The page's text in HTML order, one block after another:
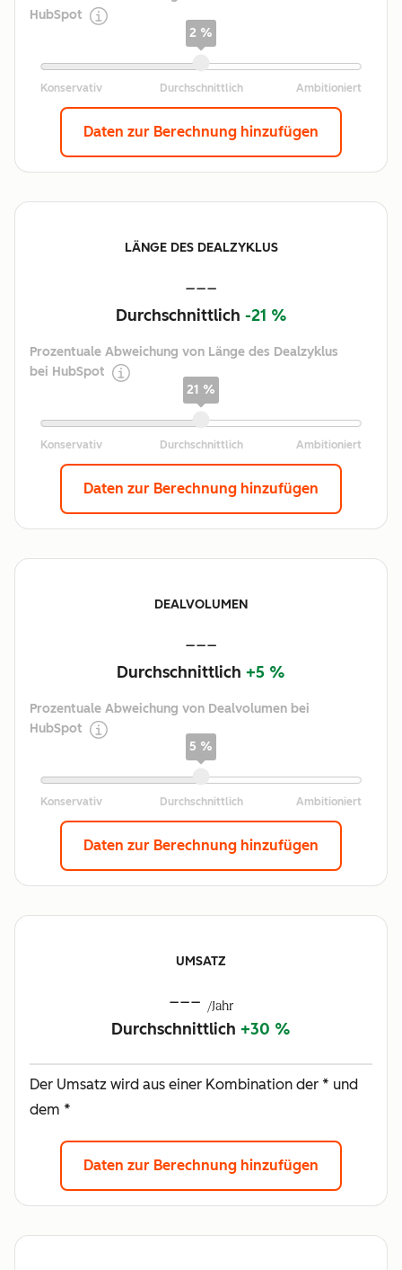
HubSpot
2 %
Daten zur Berechnung hinzufügen
LÄNGE DES DEALZYKLUS
---
Durchschnittlich -21 %
Prozentuale Abweichung von Länge des Dealzyklus
bei HubSpot
21 %
Daten zur Berechnung hinzufügen
DEALVOLUMEN
---
Durchschnittlich +5 %
Prozentuale Abweichung von Dealvolumen bei
HubSpot
5 %
Daten zur Berechnung hinzufügen
UMSATZ
--- /Jahr
Durchschnittlich +30 %
Der Umsatz wird aus einer Kombination der * und
dem *
Daten zur Berechnung hinzufügen